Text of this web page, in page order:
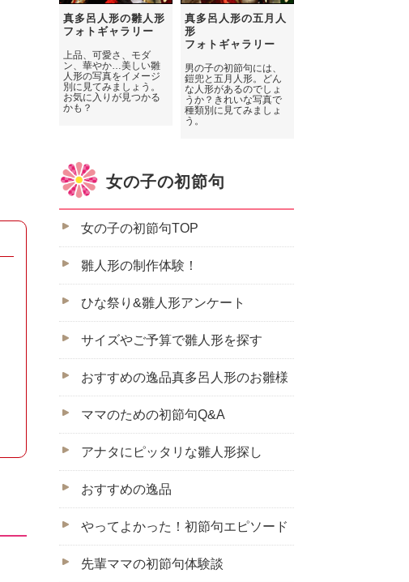
真多呂人形の雛人形
フォトギャラリー
上品、可愛さ、モダ
ン、華やか…美しい雛
人形の写真をイメージ
別に見てみましょう。
お気に入りが見つかる
かも？
真多呂人形の五月人
形
フォトギャラリー
男の子の初節句には、
鎧兜と五月人形。どん
な人形があるのでしょ
うか？きれいな写真で
種類別に見てみましょ
う。
女の子の初節句
女の子の初節句TOP
雛人形の制作体験！
ひな祭り&雛人形アンケート
サイズやご予算で雛人形を探す
おすすめの逸品真多呂人形のお雛様
ママのための初節句Q&A
アナタにピッタリな雛人形探し
おすすめの逸品
やってよかった！初節句エピソード
先輩ママの初節句体験談